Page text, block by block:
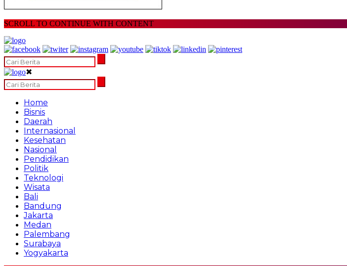
SCROLL TO CONTINUE WITH CONTENT
✖
Home
Bisnis
Daerah
Internasional
Kesehatan
Nasional
Pendidikan
Politik
Teknologi
Wisata
Bali
Bandung
Jakarta
Medan
Palembang
Surabaya
Yogyakarta